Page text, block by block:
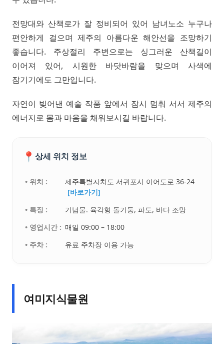
전망대와 산책로가 잘 정비되어 있어 남녀노소 누구나
편안하게 걸으며 제주의 아름다운 해안선을 조망하기
좋습니다. 주상절리 주변으로는 싱그러운 산책길이
이어져 있어, 시원한 바닷바람을 맞으며 사색에
잠기기에도 그만입니다.
자연이 빚어낸 예술 작품 앞에서 잠시 멈춰 서서 제주의
에너지로 몸과 마음을 채워보시길 바랍니다.
📍 상세 위치 정보
• 위치 :
제주특별자치도 서귀포시 이어도로 36-24
[바로가기]
• 특징 :
기념물. 육각형 돌기둥, 파도, 바다 조망
• 영업시간 : 매일 09:00 – 18:00
• 주차 :
유료 주차장 이용 가능
여미지식물원